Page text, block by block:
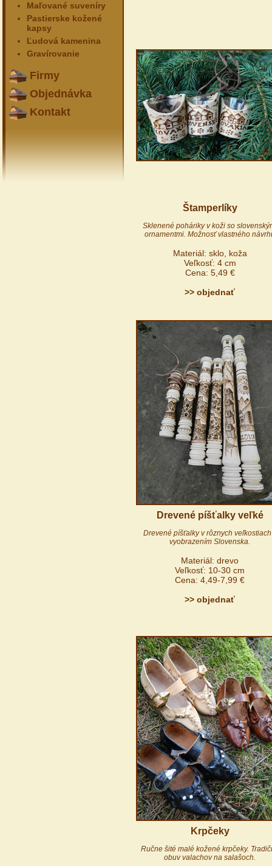
Maľované suveníry
Pastierske kožené
kapsy
Ľudová kamenina
Gravírovanie
Firmy
Objednávka
Kontakt
Štamperlíky
Sklenené poháriky v koži so
ornamentmi. Možnosť vlastného
Materiál: sklo, koža
Veľkosť: 4 cm
Cena: 5,49 €
>> objednať
Drevené píšťalky veľké
Drevené píšťalky v rôznych
vyobrazením Slovenska.
Materiál: drevo
Veľkosť: 10-30 cm
Cena: 4,49-7,99 €
>> objednať
Krpčeky
Ručne šité malé kožené krpčeky.
obuv valachov na salašoch.